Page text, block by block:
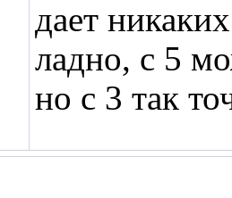
дает
ладно, с 5
но с 3 так